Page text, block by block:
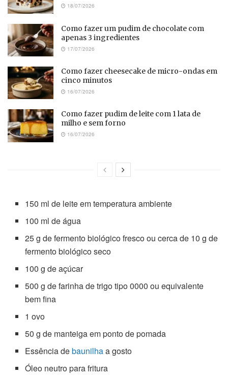
18/07/2026
Como fazer um pudim de chocolate com
apenas 3 ingredientes
17/07/2026
Como fazer cheesecake de micro-ondas em
cinco minutos
16/07/2026
Como fazer pudim de leite com 1 lata de
milho e sem forno
16/07/2026
150 ml de leite em temperatura ambiente
100 ml de água
25 g de fermento biológico fresco ou cerca de 10 g de
fermento biológico seco
100 g de açúcar
500 g de farinha de trigo tipo 0000 ou equivalente
bem fina
1 ovo
50 g de manteiga em ponto de pomada
Essência debaunilhaa gosto
Óleo neutro para fritura